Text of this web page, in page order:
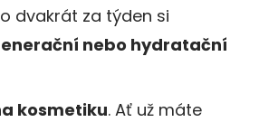
dvakrát za týden si
nebo hydratační
kosmetiku. Ať už máte